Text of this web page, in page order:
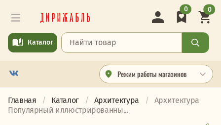
Режим работы магазинов
Каталог
0 0
Главная Каталог Архитектура
Архитектура
Популярный иллюстрированны...